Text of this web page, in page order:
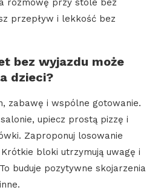
rozmowę przy stole bez
przepływ i lekkość bez
bez wyjazdu może
dzieci?
zabawę i wspólne gotowanie.
upiecz prostą pizzę i
Zaproponuj losowanie
bloki utrzymują uwagę i
buduje pozytywne skojarzenia